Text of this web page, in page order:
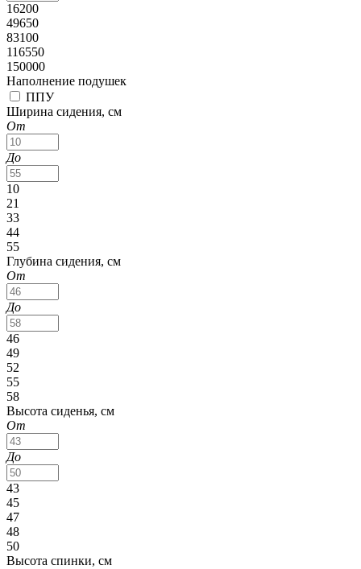
16200
49650
83100
116550
150000
Наполнение подушек
ППУ
Ширина сидения, см
От
До
10
21
33
44
55
Глубина сидения, см
От
До
46
49
52
55
58
Высота сиденья, см
От
До
43
45
47
48
50
Высота спинки, см